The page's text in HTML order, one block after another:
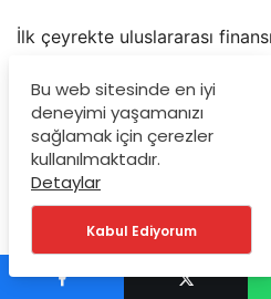
İlk çeyrekte uluslararası
gerçekleştirilen işlemlere de
devam etti: “Şubat ayında
ABD doları tutarındaki AT1
yapımıza katkı sağladık.
yatırımcılardan gelen talep,
devam ettiğini gösterdi. Yurt
545 milyon TL tutarında
gerçekleştirdik. Bu işlemler,
Bu web sitesinde en iyi
deneyimi yaşamanızı
sağlamak için çerezler
kullanılmaktadır.
Detaylar
Kabul Ediyorum